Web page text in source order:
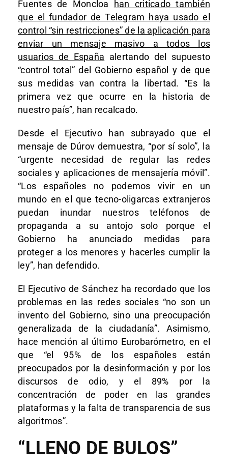
Fuentes de Moncloa han criticado también
que el fundador de Telegram haya usado el
control “sin restricciones” de la aplicación para
enviar un mensaje masivo a todos los
usuarios de España alertando del supuesto
“control total” del Gobierno español y de que
sus medidas van contra la libertad. “Es la
primera vez que ocurre en la historia de
nuestro país”, han recalcado.
Desde el Ejecutivo han subrayado que el
mensaje de Dúrov demuestra, “por sí solo”, la
“urgente necesidad de regular las redes
sociales y aplicaciones de mensajería móvil”.
“Los españoles no podemos vivir en un
mundo en el que tecno-oligarcas extranjeros
puedan inundar nuestros teléfonos de
propaganda a su antojo solo porque el
Gobierno ha anunciado medidas para
proteger a los menores y hacerles cumplir la
ley”, han defendido.
El Ejecutivo de Sánchez ha recordado que los
problemas en las redes sociales “no son un
invento del Gobierno, sino una preocupación
generalizada de la ciudadanía”. Asimismo,
hace mención al último Eurobarómetro, en el
que “el 95% de los españoles están
preocupados por la desinformación y por los
discursos de odio, y el 89% por la
concentración de poder en las grandes
plataformas y la falta de transparencia de sus
algoritmos”.
“LLENO DE BULOS”